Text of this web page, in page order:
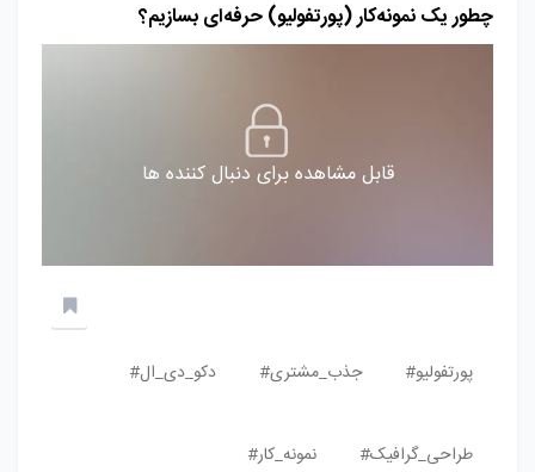
چطور یک نمونه‌کار (پورتفولیو) حرفه‌ای بسازیم؟
قابل مشاهده برای دنبال کننده ها
پورتفولیو# جذب_مشتری# دکو_دی_ال#
طراحی_گرافیک# نمونه_کار#